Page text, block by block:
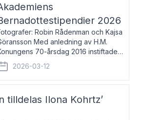
2026
Robin Rådenman och Kajsa
Med anledning av H.M.
70-årsdag 2016 instiftade
av de kungliga akademierna det så
Bernadotteprogrammet med
att genom stipendier erbjuda stöd
2026-03-12
tilldelas Ilona Kohrtz’